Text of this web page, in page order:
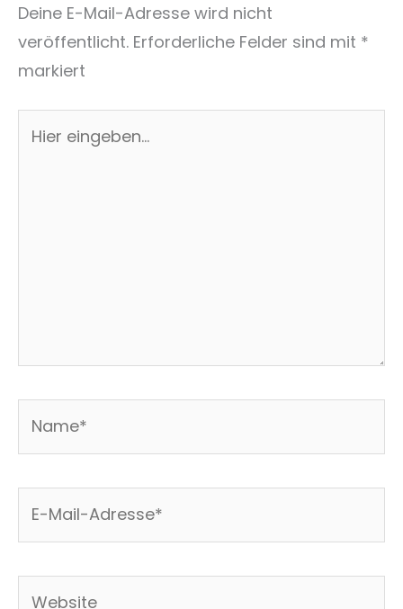
Deine E-Mail-Adresse wird nicht
veröffentlicht. Erforderliche Felder sind mit *
markiert
eingeben…